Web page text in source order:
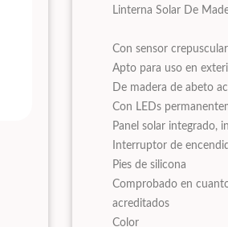
Linterna Solar De
Con sensor
Apto para uso en
De madera de abeto
Con LEDs
Panel solar integrado,
Interruptor de
Pies de silicona
Comprobado en
acreditados
Color